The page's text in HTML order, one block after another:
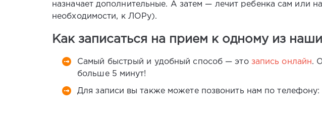
назначает дополнительные. А затем — лечит ребенка сам или
необходимости, к ЛОРу).
Как записаться на прием к одному из
Самый быстрый и удобный способ — это запись онлайн.
больше 5 минут!
Для записи вы также можете позвонить нам по телефону: